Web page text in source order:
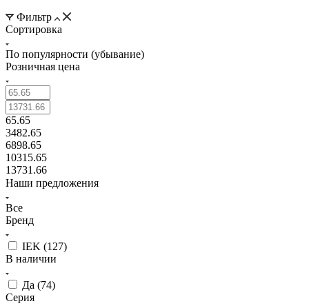
Фильтр
Сортировка
По популярности (убывание)
Розничная цена
65.65
3482.65
6898.65
10315.65
13731.66
Наши предложения
Все
Бренд
IEK (127)
В наличии
Да (74)
Серия